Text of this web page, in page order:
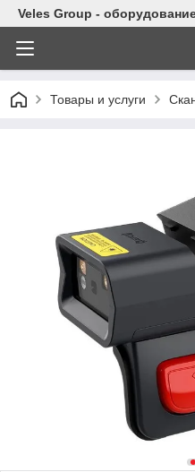
Veles Group -
Товары и услуги